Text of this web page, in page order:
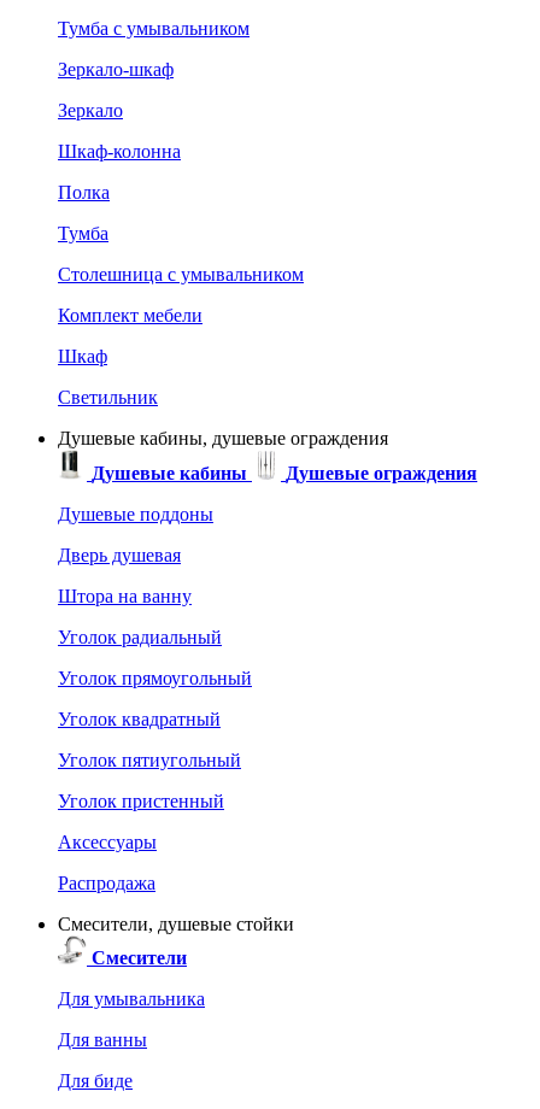
Тумба с умывальником
Зеркало-шкаф
Зеркало
Шкаф-колонна
Полка
Тумба
Столешница с умывальником
Комплект мебели
Шкаф
Светильник
Душевые кабины, душевые ограждения
Душевые кабины
Душевые ограждения
Душевые поддоны
Дверь душевая
Штора на ванну
Уголок радиальный
Уголок прямоугольный
Уголок квадратный
Уголок пятиугольный
Уголок пристенный
Аксессуары
Распродажа
Смесители, душевые стойки
Смесители
Для умывальника
Для ванны
Для биде